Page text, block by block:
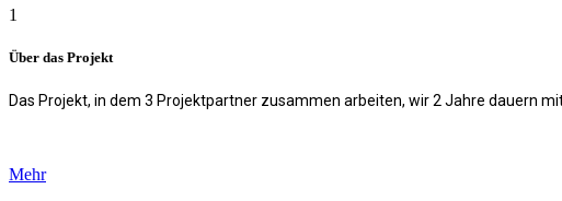
1
Über das Projekt
Das Projekt, in dem 3 Projektpartner zusammen arbeiten, wir 2 Jahre dauern
Mehr